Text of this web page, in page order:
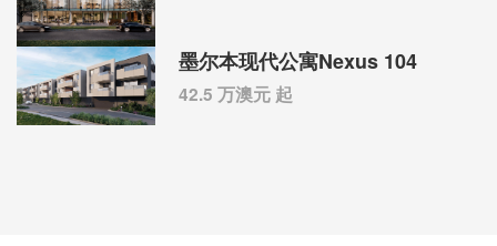
墨尔本现代公寓Nexus 104
42.5 万澳元 起